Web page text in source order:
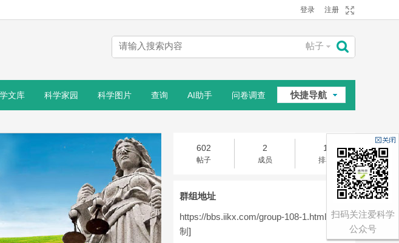
登录 注册
帖子
快捷导航
文库 科学家园 科学图片 查询 AI助手 问卷调查
602
帖子
2
成员
1
排名
群组地址
https://bbs.iikx.com/group-108-1.html 复
制 ]
扫码关注爱科学
公众号